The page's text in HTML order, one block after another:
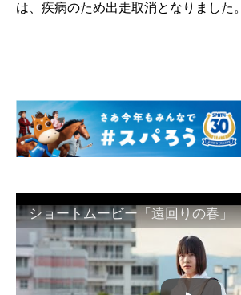
は、疾病のため出走取消となりました。
ショートムービー「遠回りの春」